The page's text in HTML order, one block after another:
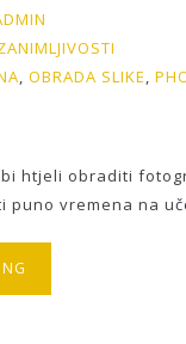
, OBRADA SLIKE,
htjeli obraditi
puno vremena na